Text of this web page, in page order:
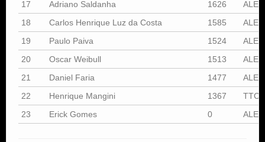
17
Adriano Saldanha 1626
ALEX
18
Carlos Henrique Luz da Costa 1585
ALEX
19
Paulo Paiva 1524
ALEX
20
Oscar Weibull 1513
ALEX
21
Daniel Faria 1477
ALEX
22
Henrique Mangini 1367
TTC
23
Erick Gomes 0 ALEX